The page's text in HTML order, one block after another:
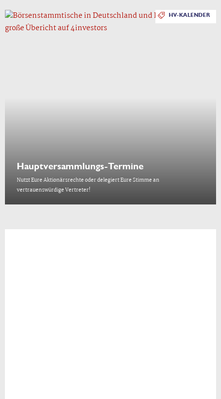
HV-KALENDER
Hauptversammlungs-Termine
Nutzt Eure Aktionärsrechte oder delegiert Eure Stimme an
vertrauenswürdige Vertreter!